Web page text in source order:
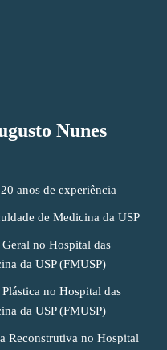
Nunes
anos de experiência
de Medicina da USP
no Hospital das
da USP (FMUSP)
no Hospital das
da USP (FMUSP)
Reconstrutiva no Hospital